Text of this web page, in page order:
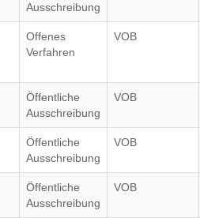
Ausschreibung
Offenes
Verfahren
VOB
Öffentliche
Ausschreibung
VOB
Öffentliche
Ausschreibung
VOB
Öffentliche
Ausschreibung
VOB